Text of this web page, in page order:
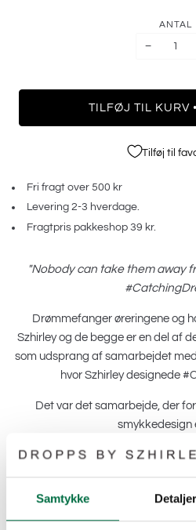
Samtykke Detaljer
ANTAL
−
TILFØJ TIL KURV •
Tilføj til
Fri fragt over 500 kr
Levering 2-3 hverdage.
Fragtpris pakkeshop 39 kr.
"Nobody can take them away
Drømmefanger øreringene og
Szhirley og de begge er en del af
som udsprang af samarbejdet
hvor Szhirley designede
Det var det samarbejde, der
smykkedesign
Ørestikkerne og vedhænget med
bruges til
Leveres i en eksklusiv